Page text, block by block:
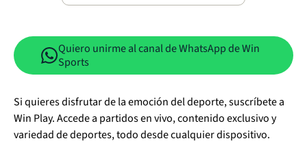
Quiero unirme al canal de WhatsApp de Win
Sports
Si quieres disfrutar de la emoción del deporte, suscríbete a
Win Play. Accede a partidos en vivo, contenido exclusivo y
variedad de deportes, todo desde cualquier dispositivo.